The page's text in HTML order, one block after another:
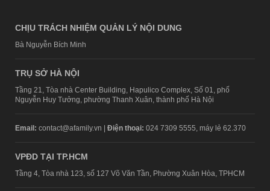
CHỊU TRÁCH NHIỆM QUẢN LÝ NỘI DUNG
Bà Nguyễn Bích Minh
TRỤ SỞ HÀ NỘI
Tầng 21, Tòa nhà Center Building, Hapulico Complex, Số 01, phố
Nguyễn Huy Tưởng, phường Thanh Xuân, thành phố Hà Nội
Email: contact@afamily.vn | Điện thoại: 024 7309 5555, máy lẻ 62.370
VPĐD TẠI TP.HCM
Tầng 4, Tòa nhà 123, số 127 Võ Văn Tần, Phường Xuân Hòa, TPHCM